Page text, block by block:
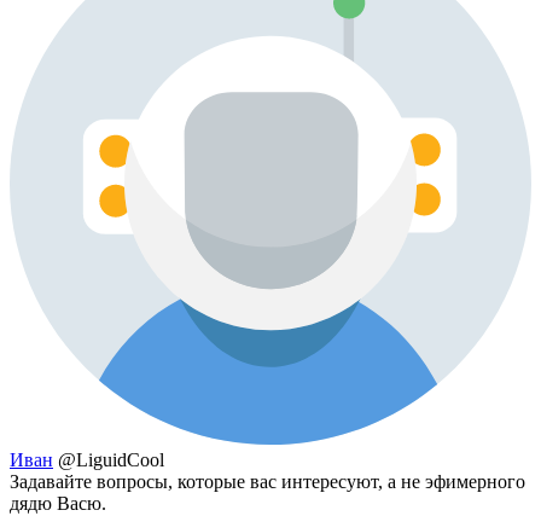
Иван @LiguidCool
Задавайте вопросы, которые вас интересуют, а не эфимерного
дядю Васю.